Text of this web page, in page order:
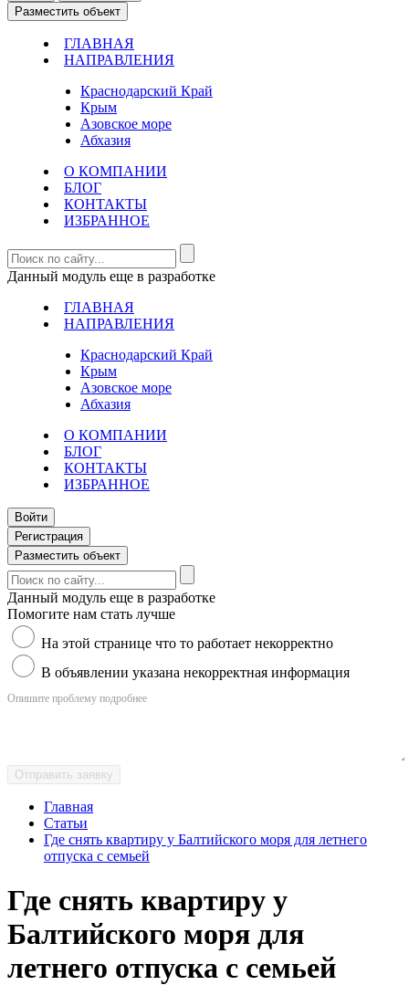
Разместить объект
ГЛАВНАЯ
НАПРАВЛЕНИЯ
Краснодарский Край
Крым
Азовское море
Абхазия
О КОМПАНИИ
БЛОГ
КОНТАКТЫ
ИЗБРАННОЕ
Данный модуль еще в разработке
ГЛАВНАЯ
НАПРАВЛЕНИЯ
Краснодарский Край
Крым
Азовское море
Абхазия
О КОМПАНИИ
БЛОГ
КОНТАКТЫ
ИЗБРАННОЕ
Войти
Регистрация
Разместить объект
Данный модуль еще в разработке
Помогите нам стать лучше
На этой странице что то работает некорректно
В объявлении указана некорректная информация
Опишите проблему подробнее
Отправить заявку
Главная
Статьи
Где снять квартиру у Балтийского моря для летнего
отпуска с семьей
Где снять квартиру у
Балтийского моря для
летнего отпуска с семьей